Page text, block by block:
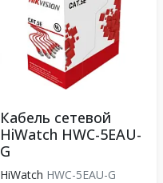
Кабель сетевой
HiWatch HWC-5EAU-
G
HiWatch HWC-5EAU-G